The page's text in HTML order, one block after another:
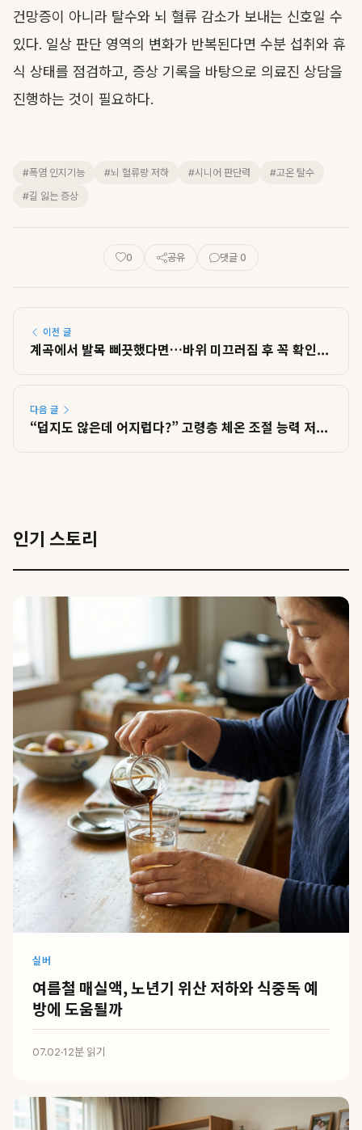
건망증이 아니라 탈수와 뇌 혈류 감소가 보내는 신호일 수
있다. 일상 판단 영역의 변화가 반복된다면 수분 섭취와 휴
식 상태를 점검하고, 증상 기록을 바탕으로 의료진 상담을
진행하는 것이 필요하다.
#폭염 인지기능 #뇌 혈류량 저하 #시니어 판단력
#고온 탈수
#길 잃는 증상
0 공유 댓글 0
이전 글
계곡에서 발목 삐끗했다면…바위 미끄러짐 후 꼭 확인...
다음 글
“덥지도 않은데 어지럽다?” 고령층 체온 조절 능력 저...
인기 스토리
실버
여름철 매실액, 노년기 위산 저하와 식중독 예
방에 도움될까
07.02·12분 읽기